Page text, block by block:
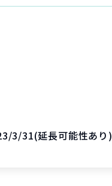
3/31(延長可能性あり)